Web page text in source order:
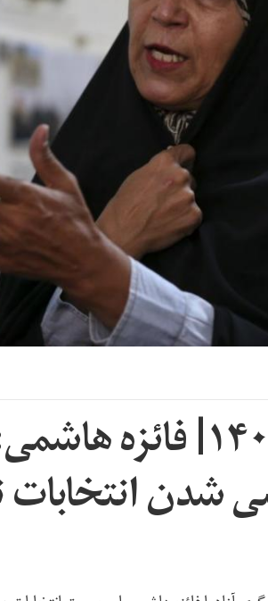
انتخابِ نظام ۱۴۰۰|
انتخابات